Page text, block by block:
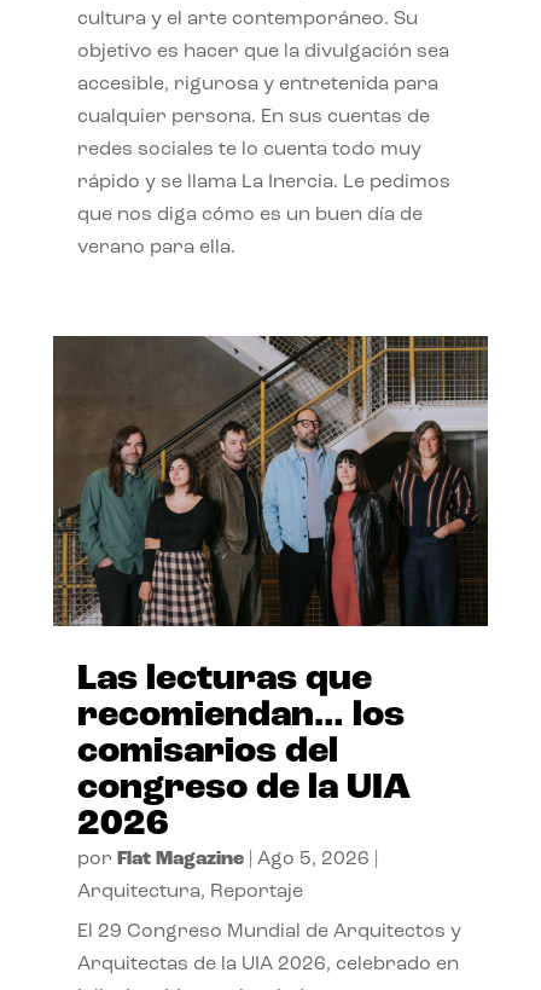
cultura y el arte contemporáneo. Su
objetivo es hacer que la divulgación sea
accesible, rigurosa y entretenida para
cualquier persona. En sus cuentas de
redes sociales te lo cuenta todo muy
rápido y se llama La Inercia. Le pedimos
que nos diga cómo es un buen día de
verano para ella.
Las lecturas que
recomiendan… los
comisarios del
congreso de la UIA
2026
por Flat Magazine| Ago 5, 2026
Arquitectura, Reportaje
El 29 Congreso Mundial de Arquitectos y
Arquitectas de la UIA 2026, celebrado en